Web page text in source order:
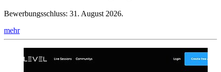
Bewerbungsschluss: 31. August 2026.
mehr